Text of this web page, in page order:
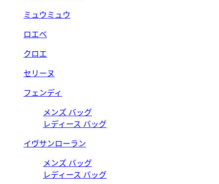
ミュウミュウ
ロエベ
クロエ
セリーヌ
フェンディ
メンズ バッグ
レディース バッグ
イヴサンローラン
メンズ バッグ
レディース バッグ